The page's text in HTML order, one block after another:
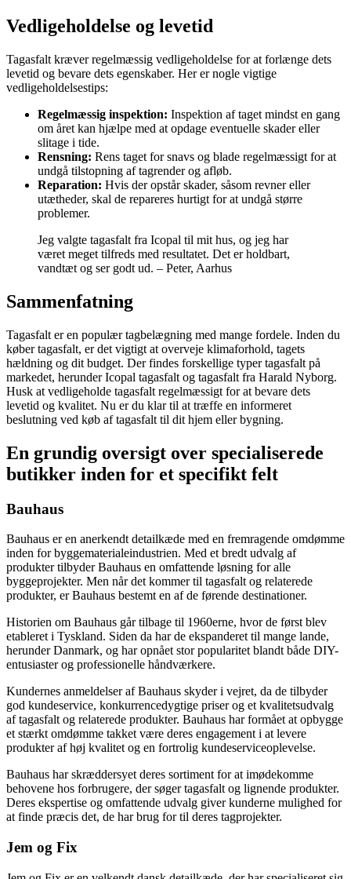
Vedligeholdelse og levetid
Tagasfalt kræver regelmæssig vedligeholdelse for at forlænge dets
levetid og bevare dets egenskaber. Her er nogle vigtige
vedligeholdelsestips:
Regelmæssig inspektion: Inspektion af taget mindst en gang
om året kan hjælpe med at opdage eventuelle skader eller
slitage i tide.
Rensning: Rens taget for snavs og blade regelmæssigt for at
undgå tilstopning af tagrender og afløb.
Reparation: Hvis der opstår skader, såsom revner eller
utætheder, skal de repareres hurtigt for at undgå større
problemer.
Jeg valgte tagasfalt fra Icopal til mit hus, og jeg har
været meget tilfreds med resultatet. Det er holdbart,
vandtæt og ser godt ud. – Peter, Aarhus
Sammenfatning
Tagasfalt er en populær tagbelægning med mange fordele. Inden du
køber tagasfalt, er det vigtigt at overveje klimaforhold, tagets
hældning og dit budget. Der findes forskellige typer tagasfalt på
markedet, herunder Icopal tagasfalt og tagasfalt fra Harald Nyborg.
Husk at vedligeholde tagasfalt regelmæssigt for at bevare dets
levetid og kvalitet. Nu er du klar til at træffe en informeret
beslutning ved køb af tagasfalt til dit hjem eller bygning.
En grundig oversigt over specialiserede
butikker inden for et specifikt felt
Bauhaus
Bauhaus er en anerkendt detailkæde med en fremragende omdømme
inden for byggematerialeindustrien. Med et bredt udvalg af
produkter tilbyder Bauhaus en omfattende løsning for alle
byggeprojekter. Men når det kommer til tagasfalt og relaterede
produkter, er Bauhaus bestemt en af de førende destinationer.
Historien om Bauhaus går tilbage til 1960erne, hvor de først blev
etableret i Tyskland. Siden da har de ekspanderet til mange lande,
herunder Danmark, og har opnået stor popularitet blandt både DIY-
entusiaster og professionelle håndværkere.
Kundernes anmeldelser af Bauhaus skyder i vejret, da de tilbyder
god kundeservice, konkurrencedygtige priser og et kvalitetsudvalg
af tagasfalt og relaterede produkter. Bauhaus har formået at opbygge
et stærkt omdømme takket være deres engagement i at levere
produkter af høj kvalitet og en fortrolig kundeserviceoplevelse.
Bauhaus har skræddersyet deres sortiment for at imødekomme
behovene hos forbrugere, der søger tagasfalt og lignende produkter.
Deres ekspertise og omfattende udvalg giver kunderne mulighed for
at finde præcis det, de har brug for til deres tagprojekter.
Jem og Fix